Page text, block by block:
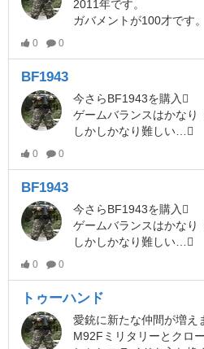
2011年です。
ガバメントが100才です。
0 0
BF1943
今さらBF1943を購入
ゲームバランスはかなり
しかしかなり難しい…
0 0
BF1943
今さらBF1943を購入
ゲームバランスはかなり
しかしかなり難しい…
0 0
トゥーハンド
愛銃に新たな仲間が増え
M92Fミリタリーとクロ